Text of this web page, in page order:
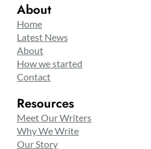
About
Home
Latest News
About
How we started
Contact
Resources
Meet Our Writers
Why We Write
Our Story